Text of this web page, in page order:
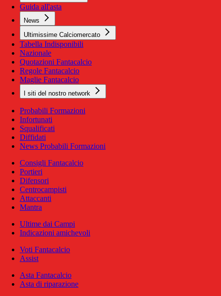
Guida all'asta
News
Ultimissime Calciomercato
Tabella Indisponibili
Nazionale
Quotazioni Fantacalcio
Regole Fantacalcio
Maglie Fantacalcio
I siti del nostro network
Probabili Formazioni
Infortunati
Squalificati
Diffidati
News Probabili Formazioni
Consigli Fantacalcio
Portieri
Difensori
Centrocampisti
Attaccanti
Mantra
Ultime dai Campi
Indicazioni amichevoli
Voti Fantacalcio
Assist
Asta Fantacalcio
Asta di riparazione